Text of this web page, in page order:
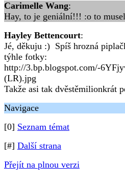
Carimelle Wang:
Hay, to je geniální!!! :o to
Hayley Bettencourt:
Jé, děkuju :) Spíš hrozná
týhle fotky:
http://3.bp.blogspot.com/-
(LR).jpg
Takže asi tak dvěstěmilionkrát
Navigace
[0] Seznam témat
[#] Další strana
Přejít na plnou verzi